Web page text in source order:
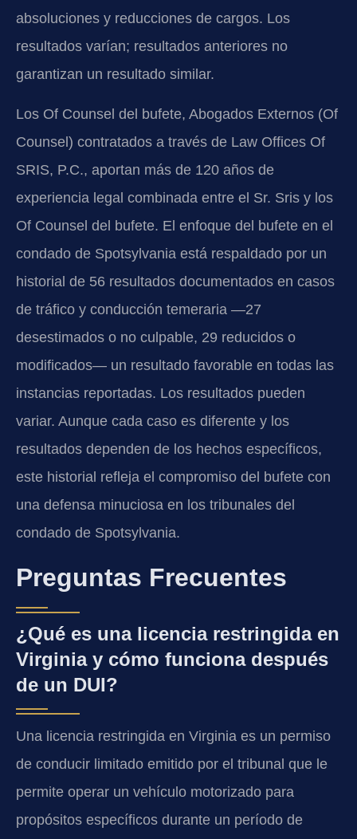
absoluciones y reducciones de cargos. Los
resultados varían; resultados anteriores no
garantizan un resultado similar.
Los Of Counsel del bufete, Abogados Externos (Of
Counsel) contratados a través de Law Offices Of
SRIS, P.C., aportan más de 120 años de
experiencia legal combinada entre el Sr. Sris y los
Of Counsel del bufete. El enfoque del bufete en el
condado de Spotsylvania está respaldado por un
historial de 56 resultados documentados en casos
de tráfico y conducción temeraria —27
desestimados o no culpable, 29 reducidos o
modificados— un resultado favorable en todas las
instancias reportadas. Los resultados pueden
variar. Aunque cada caso es diferente y los
resultados dependen de los hechos específicos,
este historial refleja el compromiso del bufete con
una defensa minuciosa en los tribunales del
condado de Spotsylvania.
Preguntas Frecuentes
¿Qué es una licencia restringida en
Virginia y cómo funciona después
de un DUI?
Una licencia restringida en Virginia es un permiso
de conducir limitado emitido por el tribunal que le
permite operar un vehículo motorizado para
propósitos específicos durante un período de